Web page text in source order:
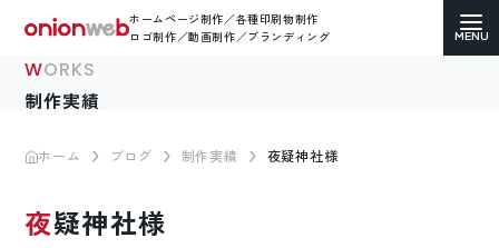
ホームページ制作／各種印刷物制作
ロゴ制作／動画制作／ブランディング
コーポレートサイト
WORKS
制作実績
ホーム ブログ 制作実績 夜疑神社様
夜疑神社様